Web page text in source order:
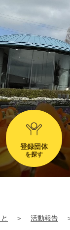
登録団体
を探す
＞ 活動報告